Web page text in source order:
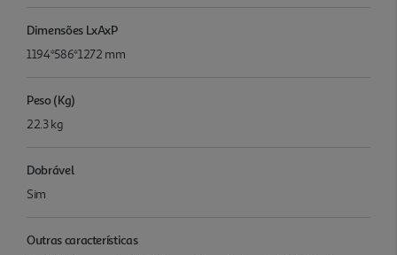
Dimensões LxAxP
1194*586*1272 mm
Peso (Kg)
22.3 kg
Dobrável
Sim
Outras características